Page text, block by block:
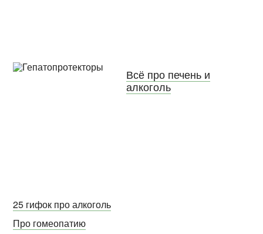
Всё про печень и
алкоголь
25 гифок про алкоголь
Про гомеопатию